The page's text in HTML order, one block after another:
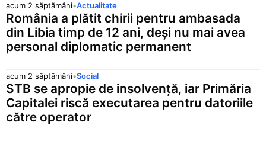
acum 2 săptămâni•Actualitate
România a plătit chirii pentru ambasada
din Libia timp de 12 ani, deși nu mai avea
personal diplomatic permanent
acum 2 săptămâni•Social
STB se apropie de insolvență, iar Primăria
Capitalei riscă executarea pentru datoriile
către operator